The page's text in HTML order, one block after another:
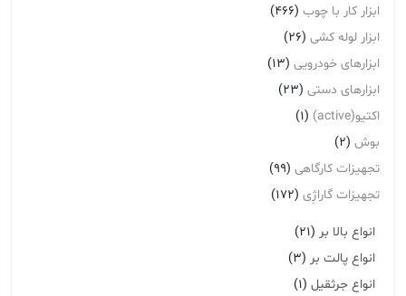
ابزار کار با چوب (466)
ابزار لوله کشی (26)
ابزارهای خودرویی (13)
ابزارهای دستی (23)
اکتیو(active)
(1)
بوش (2)
تجهیزات کارگاهی (99)
تجهیزات گاراژِی (172)
انواع بالا بر (21)
انواع پالت بر (3)
انواع جرثقیل (1)